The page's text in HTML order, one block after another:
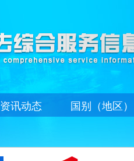
资讯动态 国别（地区）